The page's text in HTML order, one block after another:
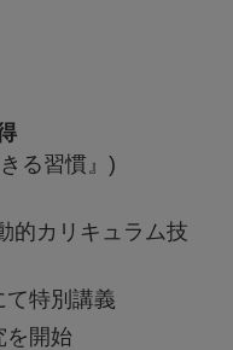
る習慣』)
的カリキュラム技
て特別講義
を開始